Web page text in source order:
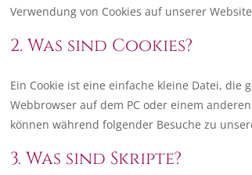
Verwendung von Cookies auf unserer
2. Was sind Cookies?
Ein Cookie ist eine einfache kleine Datei,
Webbrowser auf dem PC oder einem
können während folgender Besuche zu
3. Was sind Skripte?